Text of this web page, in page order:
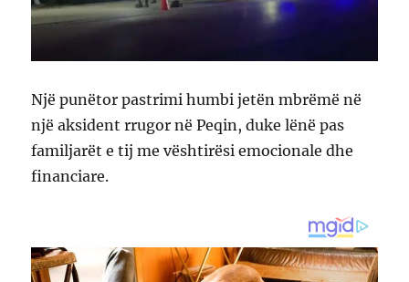
Një punëtor pastrimi humbi jetën mbrëmë në
një aksident rrugor në Peqin, duke lënë pas
familjarët e tij me vështirësi emocionale dhe
financiare.